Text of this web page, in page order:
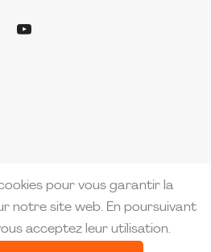
PMI France | Créé par
pour vous garantir la
notre site web. En poursuivant
acceptez leur utilisation.